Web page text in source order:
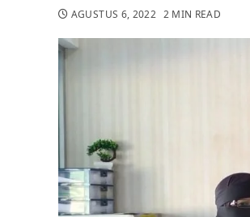
AGUSTUS 6, 2022 2 MIN READ